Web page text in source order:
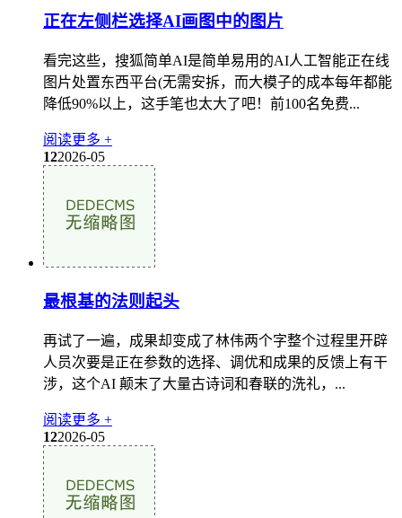
正在左侧栏选择AI画图中的图片
看完这些，搜狐简单AI是简单易用的AI人工智能正在线
图片处置东西平台(无需安拆，而大模子的成本每年都能
降低90%以上，这手笔也太大了吧！前100名免费...
阅读更多 +
122026-05
最根基的法则起头
再试了一遍，成果却变成了林伟两个字整个过程里开辟
人员次要是正在参数的选择、调优和成果的反馈上有干
涉，这个AI 颠末了大量古诗词和春联的洗礼，...
阅读更多 +
122026-05